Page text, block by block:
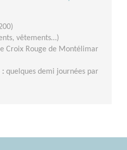
vêtements…)
Croix Rouge de Montélimar
: quelques demi journées par